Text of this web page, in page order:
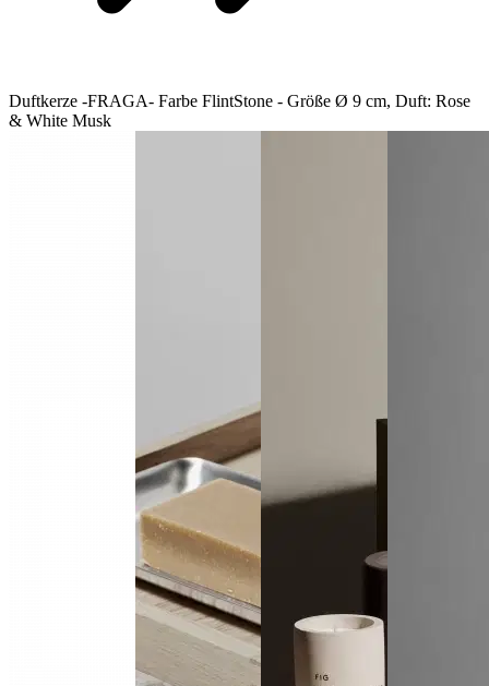
Duftkerze -FRAGA- Farbe FlintStone - Größe Ø 9 cm, Duft: Rose
& White Musk